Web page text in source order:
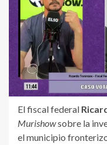
El fiscal federal
Murishowsobre la
el municipio